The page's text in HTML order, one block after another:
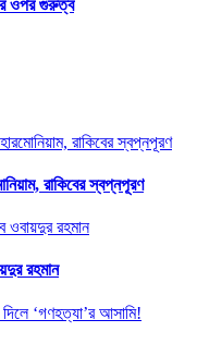
ওপর গুরুত্ব
রাকিবের স্বপ্নপূরণ
রহমান